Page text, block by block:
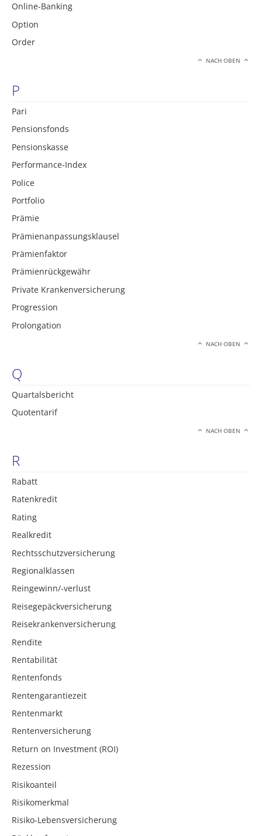
Online-Banking
Option
Order
NACH OBEN
P
Pari
Pensionsfonds
Pensionskasse
Performance-Index
Police
Portfolio
Prämie
Prämienanpassungsklausel
Prämienfaktor
Prämienrückgewähr
Private Krankenversicherung
Progression
Prolongation
NACH OBEN
Q
Quartalsbericht
Quotentarif
NACH OBEN
R
Rabatt
Ratenkredit
Rating
Realkredit
Rechtsschutzversicherung
Regionalklassen
Reingewinn/-verlust
Reisegepäckversicherung
Reisekrankenversicherung
Rendite
Rentabilität
Rentenfonds
Rentengarantiezeit
Rentenmarkt
Rentenversicherung
Return on Investment (ROI)
Rezession
Risikoanteil
Risikomerkmal
Risiko-Lebensversicherung